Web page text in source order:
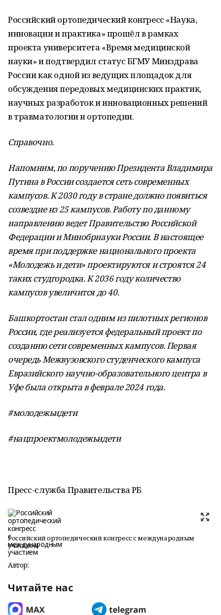
Российский ортопедический конгресс «Наука,
инновации и практика» прошёл в рамках
проекта университета «Время медицинской
науки» и подтвердил статус БГМУ Минздрава
России как одной из ведущих площадок для
обсуждения передовых медицинских практик,
научных разработок и инновационных решений
в травматологии и ортопедии.
Справочно.
Напомним, по поручению Президента Владимира
Путина в России создается сеть современных
кампусов. К 2030 году в стране должно появиться
созвездие из 25 кампусов. Работу по данному
направлению ведет Правительство Российской
Федерации и Минобрнауки России. В настоящее
время при поддержке национального проекта
«Молодежь и дети» проектируются и строятся 24
таких студгородка. К 2036 году количество
кампусов увеличится до 40.
Башкортостан стал одним из пилотных регионов
России, где реализуется федеральный проект по
созданию сети современных кампусов. Первая
очередь Межвузовского студенческого кампуса
Евразийского научно-образовательного центра в
Уфе была открыта в феврале 2024 года.
#молодежьидети
#нацпроектмолодежьидети
Пресс-служба Правительства РБ
Российский ортопедический конгресс с международным
участием
Автор:
Читайте нас